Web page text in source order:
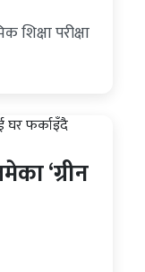
परीक्षा
‘ग्रीन